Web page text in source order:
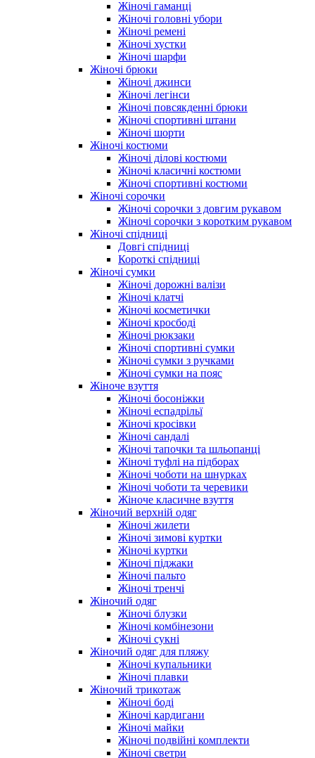
Жіночі гаманці
Жіночі головні убори
Жіночі ремені
Жіночі хустки
Жіночі шарфи
Жіночі брюки
Жіночі джинси
Жіночі легінси
Жіночі повсякденні брюки
Жіночі спортивні штани
Жіночі шорти
Жіночі костюми
Жіночі ділові костюми
Жіночі класичні костюми
Жіночі спортивні костюми
Жіночі сорочки
Жіночі сорочки з довгим рукавом
Жіночі сорочки з коротким рукавом
Жіночі спідниці
Довгі спідниці
Короткі спідниці
Жіночі сумки
Жіночі дорожні валізи
Жіночі клатчі
Жіночі косметички
Жіночі кросбоді
Жіночі рюкзаки
Жіночі спортивні сумки
Жіночі сумки з ручками
Жіночі сумки на пояс
Жіноче взуття
Жіночі босоніжки
Жіночі еспадрільї
Жіночі кросівки
Жіночі сандалі
Жіночі тапочки та шльопанці
Жіночі туфлі на підборах
Жіночі чоботи на шнурках
Жіночі чоботи та черевики
Жіноче класичне взуття
Жіночий верхній одяг
Жіночі жилети
Жіночі зимові куртки
Жіночі куртки
Жіночі піджаки
Жіночі пальто
Жіночі тренчі
Жіночий одяг
Жіночі блузки
Жіночі комбінезони
Жіночі сукні
Жіночий одяг для пляжу
Жіночі купальники
Жіночі плавки
Жіночий трикотаж
Жіночі боді
Жіночі кардигани
Жіночі майки
Жіночі подвійні комплекти
Жіночі светри